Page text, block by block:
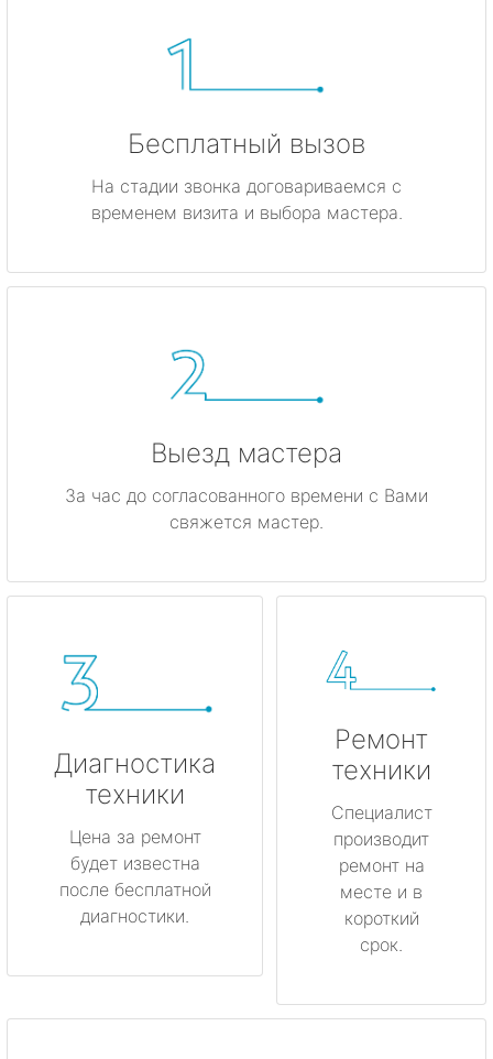
Бесплатный вызов
На стадии звонка договариваемся с
временем визита и выбора мастера.
Выезд мастера
За час до согласованного времени с Вами
свяжется мастер.
Диагностика
техники
Цена за ремонт
будет известна
после бесплатной
диагностики.
Ремонт
техники
Специалист
производит
ремонт на
месте и в
короткий
срок.